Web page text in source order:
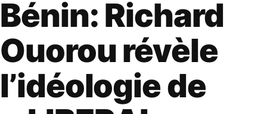
Bénin: Richard
Ouorou révèle
l’idéologie de